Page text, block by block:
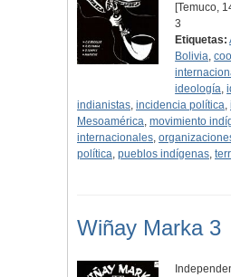
[Temuco,
3
Etiquetas:
Bolivia,
ideología,
indianistas, incidencia política,
Mesoamérica, movimiento
internacionales,
política, pueblos indígenas,
Wiñay Marka 3